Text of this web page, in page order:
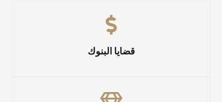
قضايا البنوك